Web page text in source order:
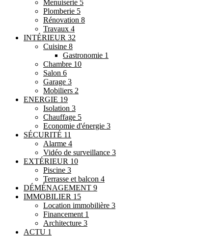
Menuiserie 5
Plomberie 5
Rénovation 8
Travaux 4
INTÉRIEUR 32
Cuisine 8
Gastronomie 1
Chambre 10
Salon 6
Garage 3
Mobiliers 2
ENERGIE 19
Isolation 3
Chauffage 5
Economie d'énergie 3
SÉCURITÉ 11
Alarme 4
Vidéo de surveillance 3
EXTÉRIEUR 10
Piscine 3
Terrasse et balcon 4
DÉMÉNAGEMENT 9
IMMOBILIER 15
Location immobilière 3
Financement 1
Architecture 3
ACTU 1